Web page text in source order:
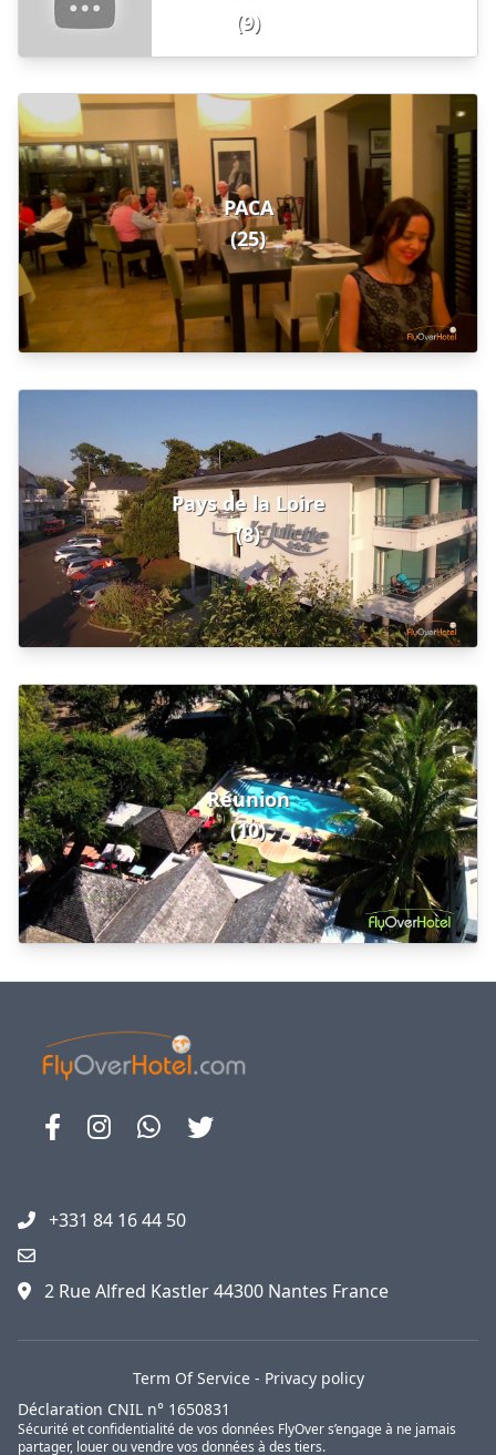
(9)
PACA
(25)
Pays de la Loire
(8)
Réunion
(10)
+331 84 16 44 50
2 Rue Alfred Kastler 44300 Nantes France
Term Of Service- Privacy policy
Déclaration CNIL n° 1650831
Sécurité et confidentialité de vos données FlyOver s’engage à ne jamais
partager, louer ou vendre vos données à des tiers.